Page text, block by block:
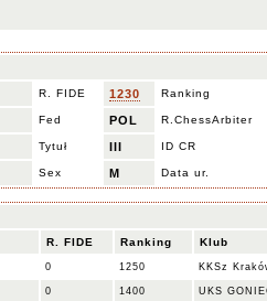
R. FIDE 1230 Ranking
Fed POL R.ChessArbiter
Tytuł III ID CR
Sex M Data ur.
R. FIDE Ranking Klub
0 1250 KKSz
0 1400 UKS